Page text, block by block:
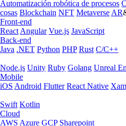
Automatización robótica de procesos
cosas Blockchain NFT Metaverse AR
Front-end
React Angular Vue.js JavaScript
Back-end
Java .NET Python PHP Rust C/C++
Node.js Unity Ruby Golang Unreal
Mobile
iOS Android Flutter React Native
Swift Kotlin
Cloud
AWS Azure GCP Sharepoint